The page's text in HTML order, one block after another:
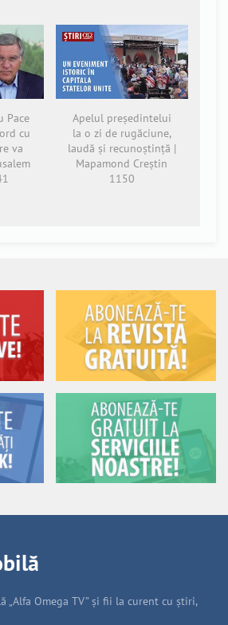
Pace
cu
va
Apelul președintelui
la o zi de rugăciune,
laudă și recunoștință |
Mapamond Creștin
1150
„Alfa Omega TV” și fii la curent cu știri,